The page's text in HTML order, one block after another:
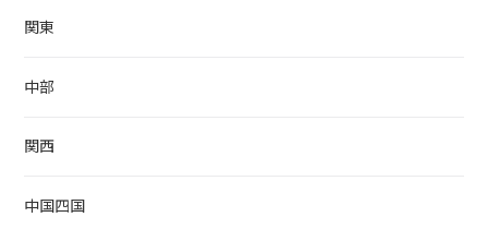
関東
中部
関西
中国四国